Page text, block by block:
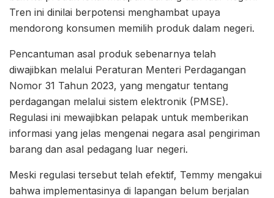
Tren ini dinilai berpotensi menghambat upaya
mendorong konsumen memilih produk dalam negeri.
Pencantuman asal produk sebenarnya telah
diwajibkan melalui Peraturan Menteri Perdagangan
Nomor 31 Tahun 2023, yang mengatur tentang
perdagangan melalui sistem elektronik (PMSE).
Regulasi ini mewajibkan pelapak untuk memberikan
informasi yang jelas mengenai negara asal pengiriman
barang dan asal pedagang luar negeri.
Meski regulasi tersebut telah efektif, Temmy mengakui
bahwa implementasinya di lapangan belum berjalan